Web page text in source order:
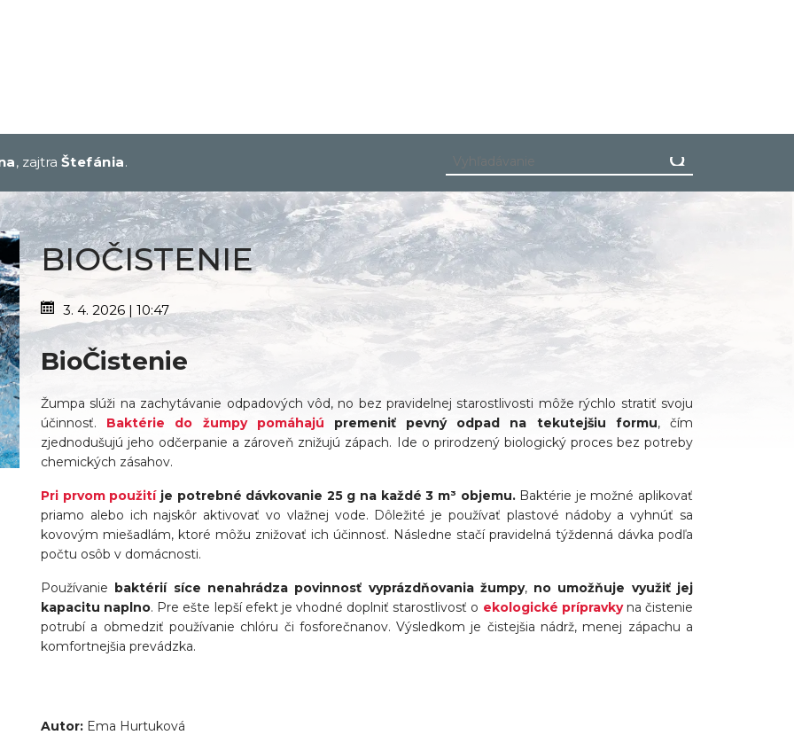
, zajtra Štefánia.
BIOČISTENIE
3. 4. 2026 | 10:47
BioČistenie
Žumpa slúži na zachytávanie odpadových vôd, no bez pravidelnej starostlivosti môže rýchlo stratiť svoju
účinnosť. Baktérie do žumpy pomáhajú premeniť pevný odpad na tekutejšiu formu, čím
zjednodušujú jeho odčerpanie a zároveň znižujú zápach. Ide o prirodzený biologický proces bez potreby
chemických zásahov.
Pri prvom použitíje potrebné dávkovanie 25 g na každé 3 m³ objemu.Baktérie je možné aplikovať
priamo alebo ich najskôr aktivovať vo vlažnej vode. Dôležité je používať plastové nádoby a vyhnúť sa
kovovým miešadlám, ktoré môžu znižovať ich účinnosť. Následne stačí pravidelná týždenná dávka podľa
počtu osôb v domácnosti.
Používanie baktérií síce nenahrádza povinnosť vyprázdňovania žumpy, no umožňuje využiť jej
kapacitu naplno. Pre ešte lepší efekt je vhodné doplniť starostlivosť o ekologické prípravkyna čistenie
potrubí a obmedziť používanie chlóru či fosforečnanov. Výsledkom je čistejšia nádrž, menej zápachu a
komfortnejšia prevádzka.
Autor: Ema Hurtuková